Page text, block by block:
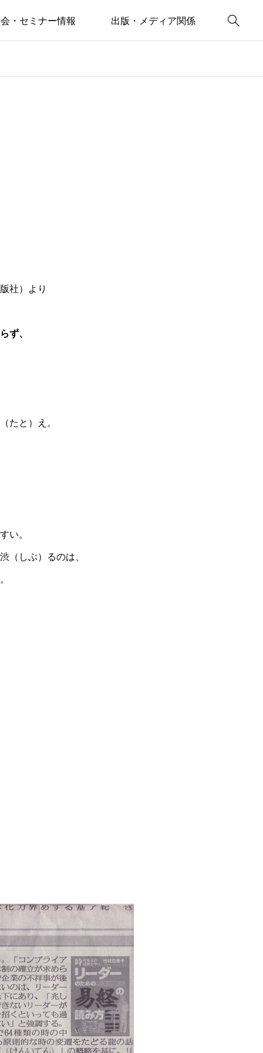
・セミナー情報 出版・メディア関係 
社）より
ず、
たと）え。
い。
（しぶ）るのは、